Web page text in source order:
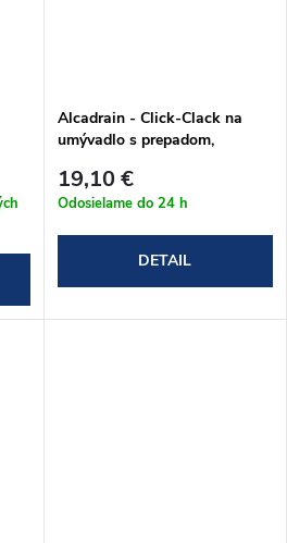
Alcadrain - Click-Clack na
umývadlo s prepadom,
prevedení (A392C)
19,10 €
Odosielame do 24 h
DETAIL